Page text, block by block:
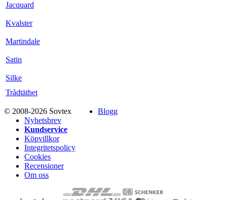
Jacquard
Kvalster
Martindale
Satin
Silke
Trådtäthet
© 2008-2026 Sovtex
Blogg
Nyhetsbrev
Kundservice
Köpvillkor
Integritetspolicy
Cookies
Recensioner
Om oss